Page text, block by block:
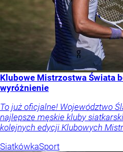
Klubowe Mistrzostwa Świata
wyróżnienie
To już oficjalne! Województwo
najlepsze męskie kluby
kolejnych edycji Klubowych
SiatkówkaSport